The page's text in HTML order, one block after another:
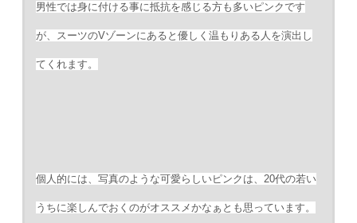
男性では身に付ける事に抵抗を感じる方も多いピンクです
が、スーツのVゾーンにあると優しく温もりある人を演出し
てくれます。
個人的には、写真のような可愛らしいピンクは、20代の若い
うちに楽しんでおくのがオススメかなぁとも思っています。